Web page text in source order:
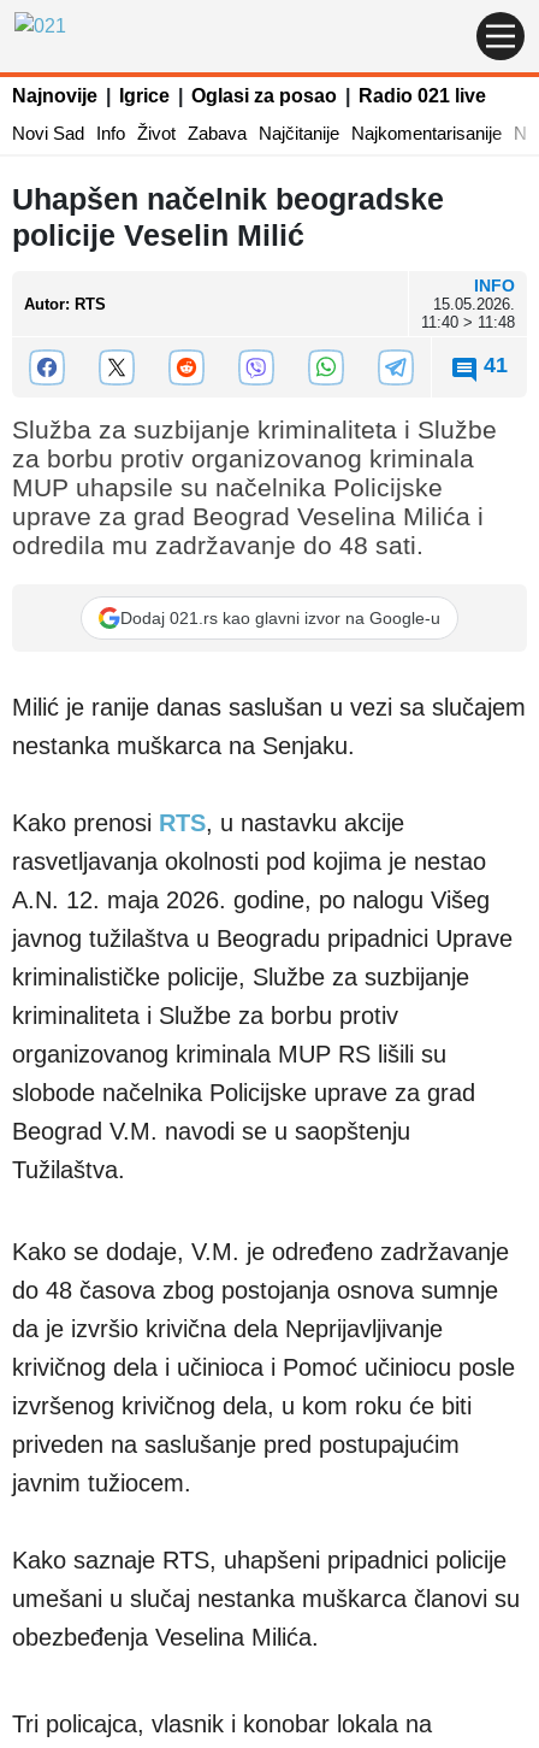
Najnovije Igrice Oglasi za posao
Radio 021 live
Novi Sad
Info Život Zabava Najčitanije Najkomentarisanije
Uhapšen načelnik beogradske
policije Veselin Milić
Autor: RTS
INFO
15.05.2026.
11:40 > 11:48
41
Služba za suzbijanje kriminaliteta i Službe
za borbu protiv organizovanog kriminala
MUP uhapsile su načelnika Policijske
uprave za grad Beograd Veselina Milića i
odredila mu zadržavanje do 48 sati.
Dodaj 021.rs kao glavni izvor na Google-u
Milić je ranije danas saslušan u vezi sa slučajem
nestanka muškarca na Senjaku.
Kako prenosi RTS, u nastavku akcije
rasvetljavanja okolnosti pod kojima je nestao
A.N. 12. maja 2026. godine, po nalogu Višeg
javnog tužilaštva u Beogradu pripadnici Uprave
kriminalističke policije, Službe za suzbijanje
kriminaliteta i Službe za borbu protiv
organizovanog kriminala MUP RS lišili su
slobode načelnika Policijske uprave za grad
Beograd V.M. navodi se u saopštenju
Tužilaštva.
Kako se dodaje, V.M. je određeno zadržavanje
do 48 časova zbog postojanja osnova sumnje
da je izvršio krivična dela Neprijavljivanje
krivičnog dela i učinioca i Pomoć učiniocu posle
izvršenog krivičnog dela, u kom roku će biti
priveden na saslušanje pred postupajućim
javnim tužiocem.
Kako saznaje RTS, uhapšeni pripadnici policije
umešani u slučaj nestanka muškarca članovi su
obezbeđenja Veselina Milića.
Tri policajca, vlasnik i konobar lokala na